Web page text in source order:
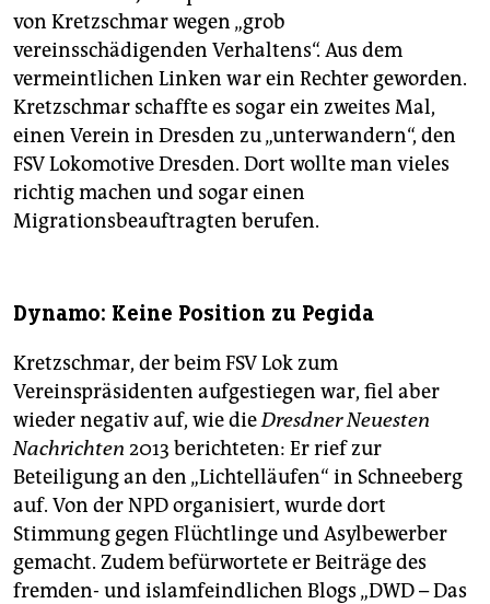
von Kretzschmar wegen „grob
vereinsschädigenden Verhaltens“. Aus dem
vermeintlichen Linken war ein Rechter geworden.
Kretzschmar schaffte es sogar ein zweites Mal,
einen Verein in Dresden zu „unterwandern“, den
FSV Lokomotive Dresden. Dort wollte man vieles
richtig machen und sogar einen
Migrationsbeauftragten berufen.
Dynamo: Keine Position zu Pegida
Kretzschmar, der beim FSV Lok zum
Vereinspräsidenten aufgestiegen war, fiel aber
wieder negativ auf, wie dieDresdner Neuesten
Nachrichten 2013 berichteten: Er rief zur
Beteiligung an den „Lichtelläufen“ in Schneeberg
auf. Von der NPD organisiert, wurde dort
Stimmung gegen Flüchtlinge und Asylbewerber
gemacht. Zudem befürwortete er Beiträge des
fremden- und islamfeindlichen Blogs „DWD – Das